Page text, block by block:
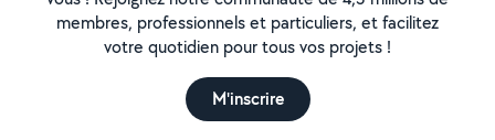
membres, professionnels et particuliers, et facilitez
votre quotidien pour tous vos projets !
M'inscrire